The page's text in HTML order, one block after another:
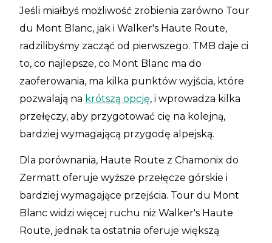
Jeśli miałbyś możliwość zrobienia zarówno Tour
du Mont Blanc, jak i Walker's Haute Route,
radzilibyśmy zacząć od pierwszego. TMB daje ci
to, co najlepsze, co Mont Blanc ma do
zaoferowania, ma kilka punktów wyjścia, które
pozwalają na krótszą opcję, i wprowadza kilka
przełęczy, aby przygotować cię na kolejną,
bardziej wymagającą przygodę alpejską.
Dla porównania, Haute Route z Chamonix do
Zermatt oferuje wyższe przełęcze górskie i
bardziej wymagające przejścia. Tour du Mont
Blanc widzi więcej ruchu niż Walker's Haute
Route, jednak ta ostatnia oferuje większą